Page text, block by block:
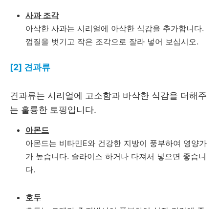
사과 조각
아삭한 사과는 시리얼에 아삭한 식감을 추가합니다.
껍질을 벗기고 작은 조각으로 잘라 넣어 보십시오.
[2] 견과류
견과류는 시리얼에 고소함과 바삭한 식감을 더해주
는 훌륭한 토핑입니다.
아몬드
아몬드는 비타민E와 건강한 지방이 풍부하여 영양가
가 높습니다. 슬라이스 하거나 다져서 넣으면 좋습니
다.
호두